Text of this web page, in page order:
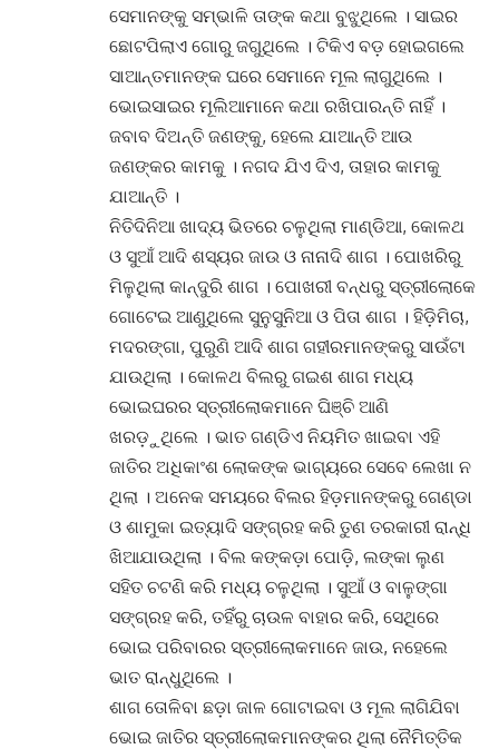
ସେମାନଙ୍କୁ ସମ୍ଭାଳି ତାଙ୍କ କଥା ବୁଝୁଥିଲେ । ସାଇର
ଛୋଟପିଲାଏ ଗୋରୁ ଜଗୁଥିଲେ । ଟିକିଏ ବଡ଼ ହୋଇଗଲେ
ସାଆନ୍ତମାନଙ୍କ ଘରେ ସେମାନେ ମୂଲ ଲାଗୁଥିଲେ ।
ଭୋଇସାଇର ମୂଲିଆମାନେ କଥା ରଖିପାରନ୍ତି ନାହିଁ ।
ଜବାବ ଦିଅନ୍ତି ଜଣଙ୍କୁ, ହେଲେ ଯାଆନ୍ତି ଆଉ
ଜଣଙ୍କର କାମକୁ । ନଗଦ ଯିଏ ଦିଏ, ତାହାର କାମକୁ
ଯାଆନ୍ତି ।
ନିତିଦିନିଆ ଖାଦ୍ୟ ଭିତରେ ଚଳୁଥିଲା ମାଣ୍ଡିଆ, କୋଳଥ
ଓ ସୁଆଁ ଆଦି ଶସ୍ୟର ଜାଉ ଓ ନାନାଦି ଶାଗ । ପୋଖରିରୁ
ମିଳୁଥିଲା କାନ୍ଦୁରି ଶାଗ । ପୋଖରୀ ବନ୍ଧରୁ ସ୍ତ୍ରୀଲୋକେ
ଗୋଟେଇ ଆଣୁଥିଲେ ସୁନୁସୁନିଆ ଓ ପିତା ଶାଗ । ହିଡ଼ିମିଚା,
ମଦରଙ୍ଗା, ପୁରୁଣି ଆଦି ଶାଗ ଗହୀରମାନଙ୍କରୁ ସାଉଁଟା
ଯାଉଥିଲା । କୋଳଥ ବିଲରୁ ଗଇଶ ଶାଗ ମଧ୍ୟ
ଭୋଇଘରର ସ୍ତ୍ରୀଲୋକମାନେ ଘିଞ୍ଚି ଆଣି
ଖରଡ଼ୁଥିଲେ । ଭାତ ଗଣ୍ଡିଏ ନିୟମିତ ଖାଇବା ଏହି
ଜାତିର ଅଧିକାଂଶ ଲୋକଙ୍କ ଭାଗ୍ୟରେ ସେବେ ଲେଖା ନ
ଥିଲା । ଅନେକ ସମୟରେ ବିଲର ହିଡ଼ମାନଙ୍କରୁ ଗେଣ୍ଡା
ଓ ଶାମୁକା ଇତ୍ୟାଦି ସଙ୍ଗ୍ରହ କରି ତୁଣ ତରକାରୀ ରାନ୍ଧି
ଖିଆଯାଉଥିଲା । ବିଲ କଙ୍କଡ଼ା ପୋଡ଼ି, ଲଙ୍କା ଲୁଣ
ସହିତ ଚଟଣି କରି ମଧ୍ୟ ଚଳୁଥିଲା । ସୁଆଁ ଓ ବାଳୁଙ୍ଗା
ସଙ୍ଗ୍ରହ କରି, ତହିଁରୁ ଚାଉଳ ବାହାର କରି, ସେଥିରେ
ଭୋଇ ପରିବାରର ସ୍ତ୍ରୀଲୋକମାନେ ଜାଉ, ନହେଲେ
ଭାତ ରାନ୍ଧୁଥିଲେ ।
ଶାଗ ତୋଳିବା ଛଡ଼ା ଜାଳ ଗୋଟାଇବା ଓ ମୂଲ ଲାଗିଯିବା
ଭୋଇ ଜାତିର ସ୍ତ୍ରୀଲୋକମାନଙ୍କର ଥିଲା ନୈମିତ୍ତିକ